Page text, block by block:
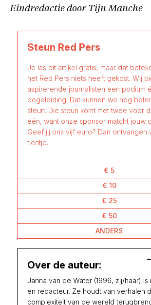
Eindredactie door Tijn Manche
Steun Red Pers
Je las dit artikel gratis, maar dat
het Red Pers niets heeft gekost. Wij
aspirerende journalisten een podium
begeleiding. Dat kunnen we nog
steun. Die steun komt met twee voor
één, want onze sponsor matcht jouw
Geef jij ons vijf euro? Dan ontvangen
tientje.
€ 5
€ 10
€ 25
€ 50
ANDERS
Over de auteur:
Janna van de Water (1996, zij/haar)
en redacteur. Ze houdt van verhalen
complexiteit van de wereld